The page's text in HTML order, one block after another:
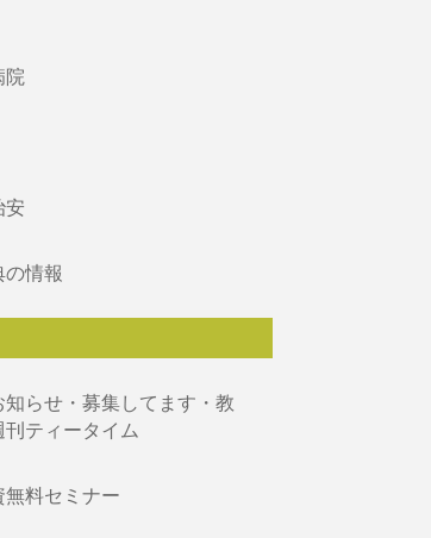
院
安
の情報
知らせ・募集してます・教
ティータイム
無料セミナー